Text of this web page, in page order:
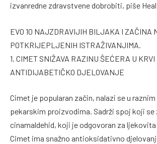
izvanredne zdravstvene dobrobiti, piše
EVO 10 NAJZDRAVIJIH BILJAKA I ZAČINA
POTKRIJEPLJENIH ISTRAŽIVANJIMA.
1. CIMET SNIŽAVA RAZINU ŠEĆERA U KRVI
ANTIDIJABETIČKO DJELOVANJE
Cimet je popularan začin, nalazi se u
pekarskim proizvodima. Sadrži spoj koji se
cinamaldehid, koji je odgovoran za
Cimet ima snažno antioksidativno